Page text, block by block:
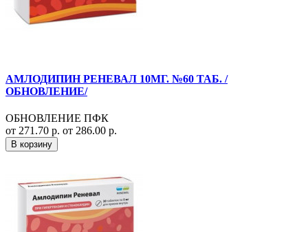
АМЛОДИПИН РЕНЕВАЛ 10МГ. №60 ТАБ. /
ОБНОВЛЕНИЕ/
ОБНОВЛЕНИЕ ПФК
от 271.70 р. от 286.00 р.
В корзину